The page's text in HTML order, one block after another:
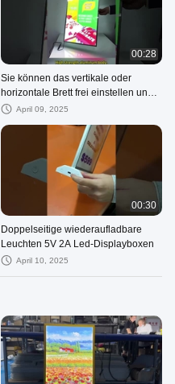
00:28
Sie können das vertikale oder
horizontale Brett frei einstellen und
das Poster schnell wechseln.
April 09, 2025
00:30
Doppelseitige wiederaufladbare
Leuchten 5V 2A Led-Displayboxen
April 10, 2025